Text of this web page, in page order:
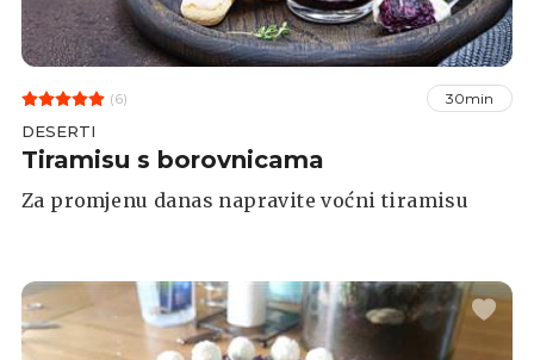
(6) 30min
DESERTI
Tiramisu s borovnicama
Za promjenu danas napravite voćni tiramisu